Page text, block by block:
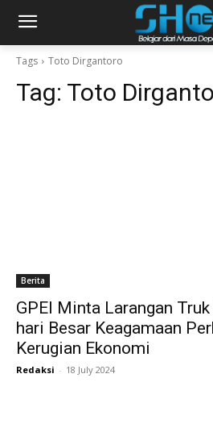
Tags Toto Dirgantoro
Tag: Toto
Berita
GPEI Minta Larangan
hari Besar Keagamaan
Kerugian Ekonomi
Redaksi - 18 July 2024